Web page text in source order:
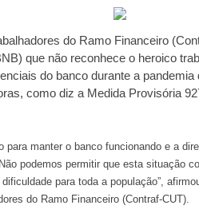
do Ramo Financeiro
que não reconhece o heroico
do banco durante a
como diz a Medida Provisória
para manter o banco funcionando e a
podemos permitir que esta situação
para toda a população”,
do Ramo Financeiro (Contraf-CUT).